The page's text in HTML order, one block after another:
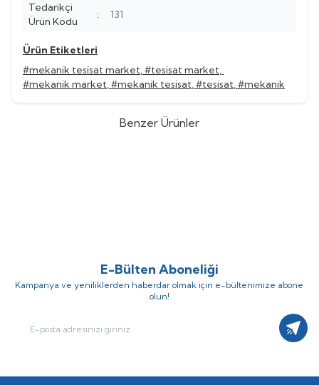
Tedarikçi
Ürün Kodu
: 131
Ürün Etiketleri
#mekanik tesisat market,#tesisat market,
#mekanik market,#mekanik tesisat,#tesisat,#mekanik
Benzer Ürünler
E-Bülten Aboneliği
Kampanya ve yeniliklerden haberdar olmak için e-bültenimize abone
olun!